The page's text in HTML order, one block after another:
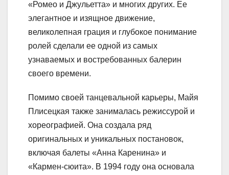
«Ромео и Джульетта» и многих других. Ее
элегантное и изящное движение,
великолепная грация и глубокое понимание
ролей сделали ее одной из самых
узнаваемых и востребованных балерин
своего времени.
Помимо своей танцевальной карьеры, Майя
Плисецкая также занималась режиссурой и
хореографией. Она создала ряд
оригинальных и уникальных постановок,
включая балеты «Анна Каренина» и
«Кармен-сюита». В 1994 году она основала